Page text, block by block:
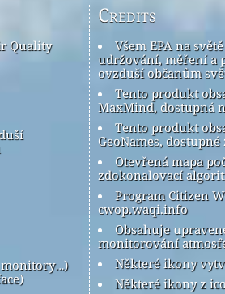
Quality
Credits
Všem EPA na
udržování, měření a
ovzduší občanům
Tento produkt
MaxMind, dostupná
Tento produkt
GeoNames, dostupné
Otevřená mapa
zdokonalovací
Program Citizen
cwop.waqi.info
Obsahuje
monitorování
Některé ikony
Některé ikony z